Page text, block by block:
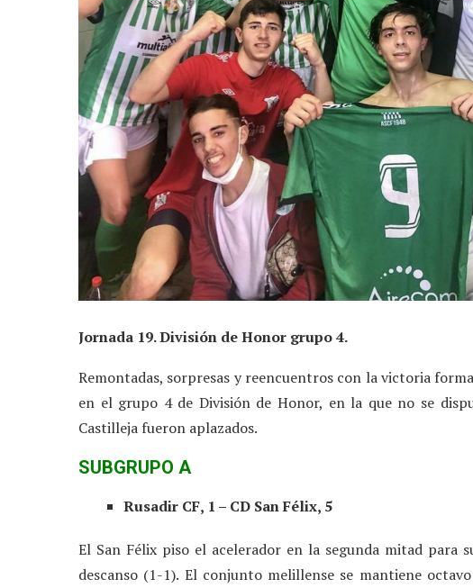
Jornada 19. División de Honor grupo 4.
Remontadas, sorpresas y reencuentros con la victoria
en el grupo 4 de División de Honor, en la que no se
Castilleja fueron aplazados.
SUBGRUPO A
Rusadir CF, 1 – CD San Félix, 5
El San Félix piso el acelerador en la segunda mitad
descanso (1-1). El conjunto melillense se mantiene